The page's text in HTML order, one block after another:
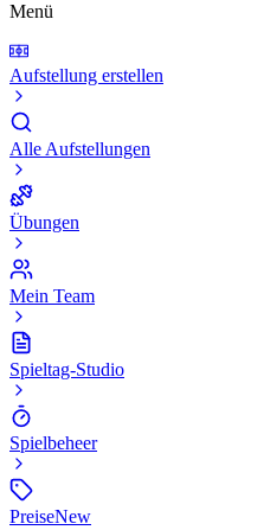
Menü
Aufstellung erstellen
Alle Aufstellungen
Übungen
Mein Team
Spieltag-Studio
Spielbeheer
PreiseNew